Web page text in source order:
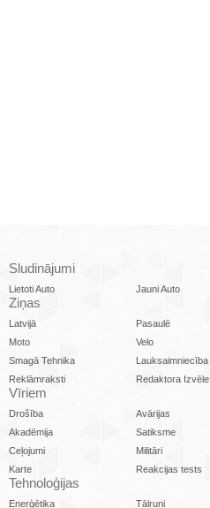
Sludinājumi
Lietoti Auto Jauni Auto
Ziņas
Latvijā Pasaulē
Moto
Velo
Smagā Tehnika
Lauksaimniecība
Reklāmraksti
Redaktora Izvēle
Vīriem
Drošība Avārijas
Akadēmija
Satiksme
Ceļojumi
Militāri
Karte
Reakcijas tests
Tehnoloģijas
Enerģētika Tālruņi